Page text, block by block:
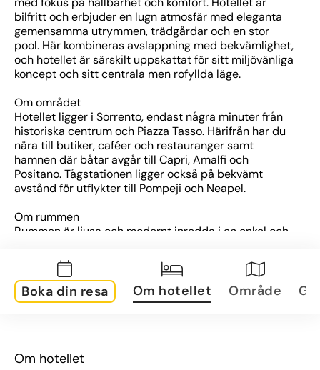
bilfritt och erbjuder en lugn atmosfär med eleganta
gemensamma utrymmen, trädgårdar och en stor
pool. Här kombineras avslappning med bekvämlighet,
och hotellet är särskilt uppskattat för sitt miljövänliga
koncept och sitt centrala men rofyllda läge.
Om området
Hotellet ligger i Sorrento, endast några minuter från
historiska centrum och Piazza Tasso. Härifrån har du
nära till butiker, caféer och restauranger samt
hamnen där båtar avgår till Capri, Amalfi och
Positano. Tågstationen ligger också på bekvämt
avstånd för utflykter till Pompeji och Neapel.
Om rummen
Rummen är ljusa och modernt inredda i en enkel och
havet, trädgården eller staden. Alla rum är utrustade
med luftkonditionering, Wi-Fi, satellit-TV, minibar,
värdeskåp och badrum med dusch eller badkar.
restaurang och barer.
Boka din resa Om hotellet Område
Om hotellet